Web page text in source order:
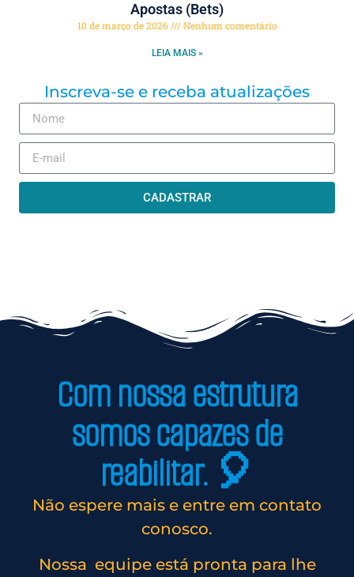
Apostas (Bets)
10 de março de 2026 Nenhum comentário
LEIA MAIS »
Inscreva-se e receba atualizações
CADASTRAR
Com nossa estrutura
somos capazes de
reabilitar. 🎈
Não espere mais e entre em contato
conosco.
Nossa equipe está pronta para lhe